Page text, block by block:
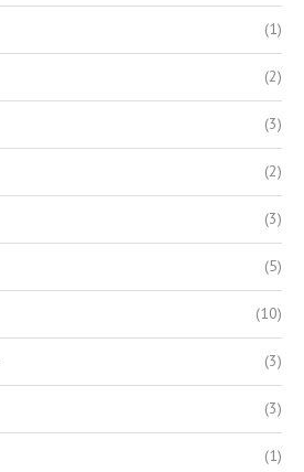
(1)
(2)
(3)
(2)
(3)
(5)
(10)
(3)
(3)
(1)